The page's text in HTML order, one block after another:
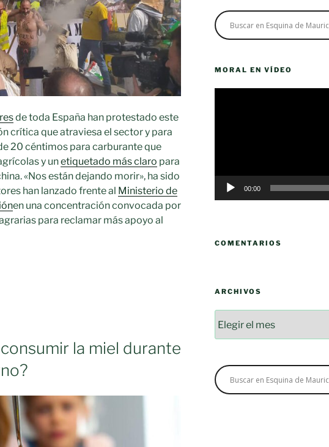
de toda España han protestado este
crítica que atraviesa el sector y para
20 céntimos para carburante que
y unetiquetado más claro para
«Nos están dejando morir», ha sido
han lanzado frente al Ministerio de
en una concentración convocada por
para reclamar más apoyo al
la miel durante
MORAL EN VÍDEO
00:00
COMENTARIOS
ARCHIVOS